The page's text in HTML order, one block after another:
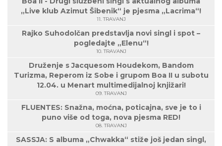
„Live klub Azimut Šibenik“ je pjesma „Lacrima“!
11. TRAVANJ
Rajko Suhodolčan predstavlja novi singl i spot –
pogledajte „Elenu“!
10. TRAVANJ
Druženje s Jacquesom Houdekom, Bandom
Turizma, Reperom iz Sobe i grupom Boa II u subotu
12.04. u Menart multimedijalnoj knjižari!
09. TRAVANJ
FLUENTES: Snažna, moćna, poticajna, sve je to i
puno više od toga, nova pjesma RED!
08. TRAVANJ
SASSJA: S albuma „Chwakka“ stiže još jedan singl,